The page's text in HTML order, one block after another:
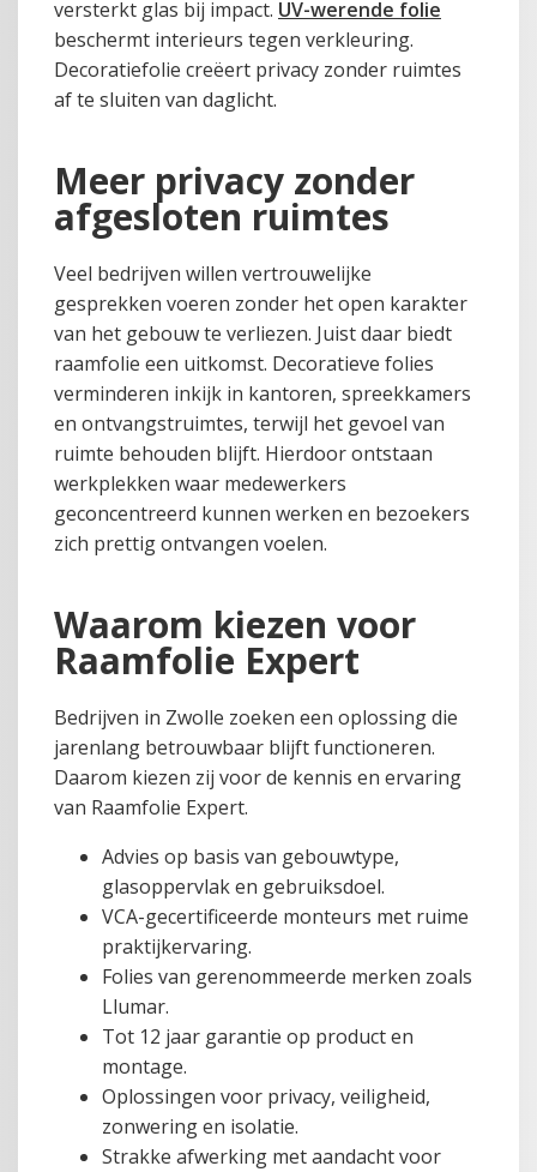
versterkt glas bij impact. UV-werende folie
beschermt interieurs tegen verkleuring.
Decoratiefolie creëert privacy zonder ruimtes
af te sluiten van daglicht.
Meer privacy zonder
afgesloten ruimtes
Veel bedrijven willen vertrouwelijke
gesprekken voeren zonder het open karakter
van het gebouw te verliezen. Juist daar biedt
raamfolie een uitkomst. Decoratieve folies
verminderen inkijk in kantoren, spreekkamers
en ontvangstruimtes, terwijl het gevoel van
ruimte behouden blijft. Hierdoor ontstaan
werkplekken waar medewerkers
geconcentreerd kunnen werken en bezoekers
zich prettig ontvangen voelen.
Waarom kiezen voor
Raamfolie Expert
Bedrijven in Zwolle zoeken een oplossing die
jarenlang betrouwbaar blijft functioneren.
Daarom kiezen zij voor de kennis en ervaring
van Raamfolie Expert.
Advies op basis van gebouwtype,
glasoppervlak en gebruiksdoel.
VCA-gecertificeerde monteurs met ruime
praktijkervaring.
Folies van gerenommeerde merken zoals
Llumar.
Tot 12 jaar garantie op product en
montage.
Oplossingen voor privacy, veiligheid,
zonwering en isolatie.
Strakke afwerking met aandacht voor